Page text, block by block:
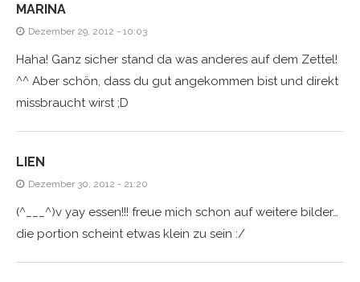
MARINA
Dezember 29, 2012 - 10:03
Haha! Ganz sicher stand da was anderes auf dem Zettel!
^^ Aber schön, dass du gut angekommen bist und direkt
missbraucht wirst ;D
LIEN
Dezember 30, 2012 - 21:20
(^___^)v yay essen!!! freue mich schon auf weitere bilder…
die portion scheint etwas klein zu sein :/